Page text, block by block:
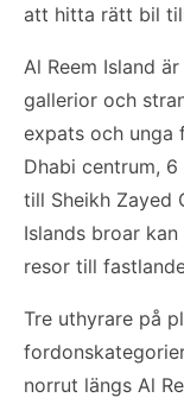
att hitta rätt bil
Al Reem Island
gallerior och
expats och unga
Dhabi centrum,
till Sheikh Zayed
Islands broar
resor till
Tre uthyrare på
norrut längs Al